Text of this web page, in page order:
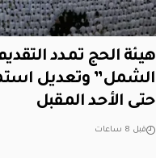
هيئة الحج تمدد
الشمل” وتعديل
حتى الأحد المقبل
قبل 8 ساعات